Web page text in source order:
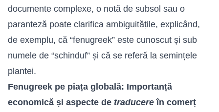
documente complexe, o notă de subsol sau o
paranteză poate clarifica ambiguitățile, explicând,
de exemplu, că “fenugreek” este cunoscut și sub
numele de “schinduf” și că se referă la semințele
plantei.
Fenugreek pe piața globală: Importanță
economică și aspecte de traducere în comerț